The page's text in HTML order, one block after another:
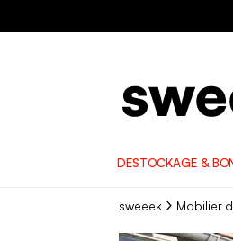
DESTOCKAGE &
sweeek Mobilier